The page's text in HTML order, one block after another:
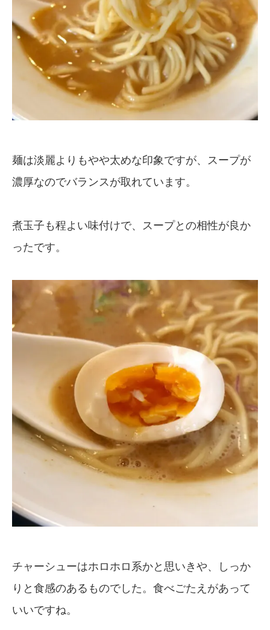
麺は淡麗よりもやや太めな印象ですが、スープが
濃厚なのでバランスが取れています。
煮玉子も程よい味付けで、スープとの相性が良か
ったです。
チャーシューはホロホロ系かと思いきや、しっか
りと食感のあるものでした。食べごたえがあって
いいですね。